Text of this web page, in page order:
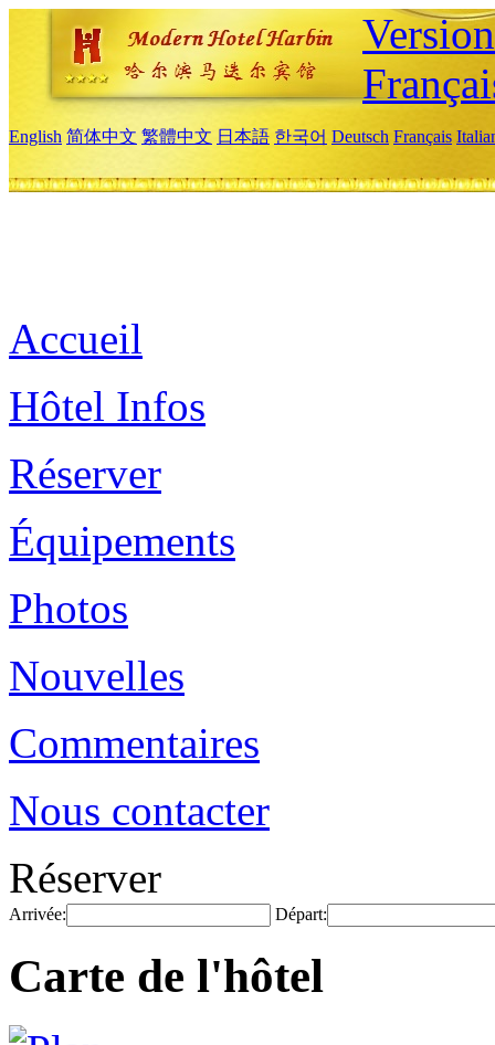
English 简体中文 繁體中文 日本語 한국어 Deutsch Français
Accueil
Hôtel Infos
Réserver
Équipements
Photos
Nouvelles
Commentaires
Nous contacter
Réserver
Arrivée: Départ:
Carte de l'hôtel